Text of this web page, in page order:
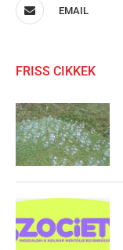
EMAIL
FRISS CIKKEK